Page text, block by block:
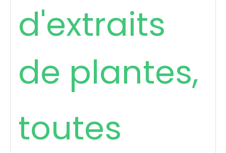
d'extraits
de plantes,
toutes